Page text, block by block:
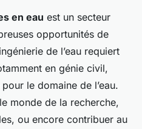
en eau est un secteur
opportunités de
de l’eau requiert
en génie civil,
le domaine de l’eau.
monde de la recherche,
ou encore contribuer au